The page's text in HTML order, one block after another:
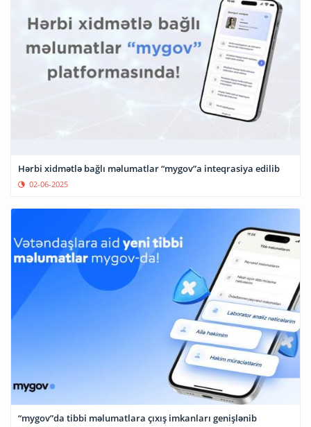
Hərbi xidmətlə bağlı məlumatlar “mygov”a inteqrasiya edilib
02-06-2025
“mygov”da tibbi məlumatlara çıxış imkanları genişlənib